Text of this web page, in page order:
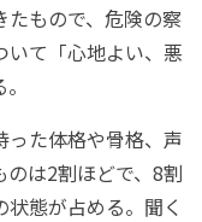
たもので、危険の察
て「心地よい、悪
た体格や骨格、声
は2割ほどで、8割
態が占める。聞く